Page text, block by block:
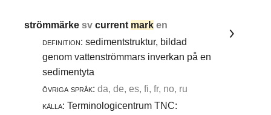
strömmärkesvcurrent mark en
definition: sedimentstruktur, bildad
genom vattenströmmars inverkan på en
sedimentyta
övriga språk: da, de, es, fi, fr, no, ru
källa: Terminologicentrum TNC: